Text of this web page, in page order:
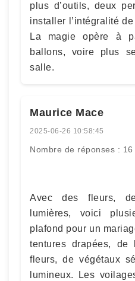
plus d’outils, deux
installer l’intégralité
La magie opère à
ballons, voire plus
salle.
Maurice Mace
2025-06-26 10:58:45
Nombre de réponses : 16
Avec des fleurs,
lumières, voici
plafond pour un
tentures drapées, de
fleurs, de végétaux
lumineux. Les